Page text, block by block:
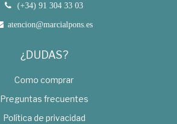
(+34) 91 304 33 03
atencion@marcialpons.es
¿DUDAS?
Como comprar
Preguntas frecuentes
Política de privacidad